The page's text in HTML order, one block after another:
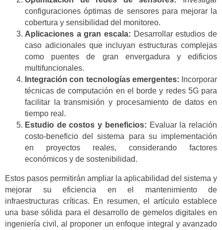
configuraciones óptimas de sensores para mejorar la
cobertura y sensibilidad del monitoreo.
Aplicaciones a gran escala: Desarrollar estudios de
caso adicionales que incluyan estructuras complejas
como puentes de gran envergadura y edificios
multifuncionales.
Integración con tecnologías emergentes: Incorporar
técnicas de computación en el borde y redes 5G para
facilitar la transmisión y procesamiento de datos en
tiempo real.
Estudio de costos y beneficios: Evaluar la relación
costo-beneficio del sistema para su implementación
en proyectos reales, considerando factores
económicos y de sostenibilidad.
Estos pasos permitirán ampliar la aplicabilidad del sistema y
mejorar su eficiencia en el mantenimiento de
infraestructuras críticas. En resumen, el artículo establece
una base sólida para el desarrollo de gemelos digitales en
ingeniería civil, al proponer un enfoque integral y avanzado